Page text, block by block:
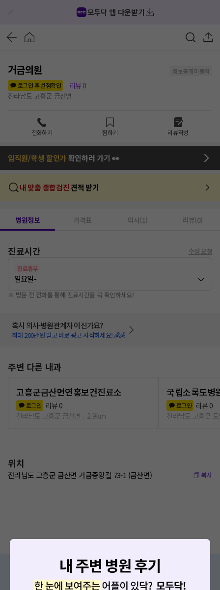
모두닥 앱 다운받기
거금의원
정보공개 미동의
로그인 후 별점확인
리뷰 0
전라남도 고흥군 금산면
전화하기 찜하기 리뷰작성
임직원/학생 할인가확인하러 가기 👀
내 맞춤 종합검진 견적 받기
병원정보 가격표 의사(1) 리뷰(0)
진료시간 수정 요청
진료휴무
일요일-
※ 방문 전 전화를 통해 진료시간을 꼭 확인하세요!
혹시 의사·병원관계자 이신가요?
최대 200만원 받고 바로 광고 시작하세요! 💰💰
주변 다른 내과
고흥군금산면연홍보건진료소
로그인 리뷰 0
전라남도 고흥군 금산면
2.9km
국립소록도병
로그인 리뷰 0
전라남도 고흥군
위치
전라남도 고흥군 금산면 거금중앙길 73-1 (금산면) 복사
증상/치료, 궁금한 점이 있나요?
의사가 직접 답해드려요!